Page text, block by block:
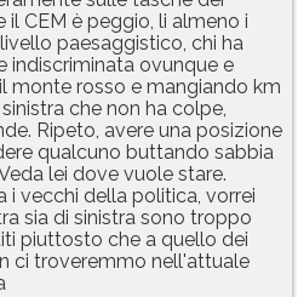
CEM è peggio, li almeno i
paesaggistico, chi ha
indiscriminata ovunque e
monte rosso e mangiando km
che non ha colpe,
Ripeto, avere una posizione
qualcuno buttando sabbia
lei dove vuole stare.
i vecchi della politica, vorrei
sia di sinistra sono troppo
piuttosto che a quello dei
ci troveremmo nell'attuale